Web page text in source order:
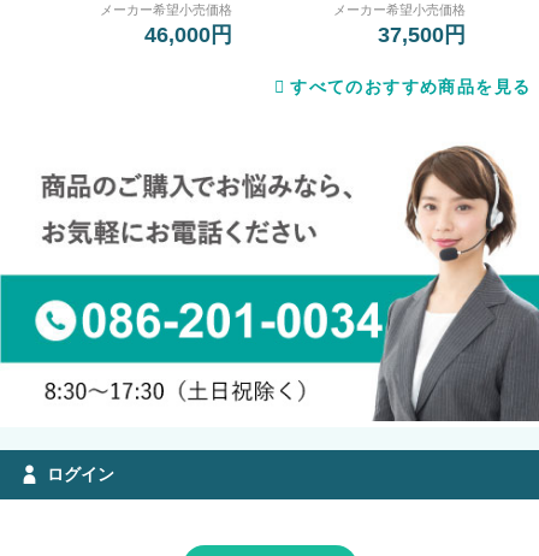
メーカー希望小売価格
46,000円
メーカー希望小売価格
37,500円
すべてのおすすめ商品を見る
ログイン